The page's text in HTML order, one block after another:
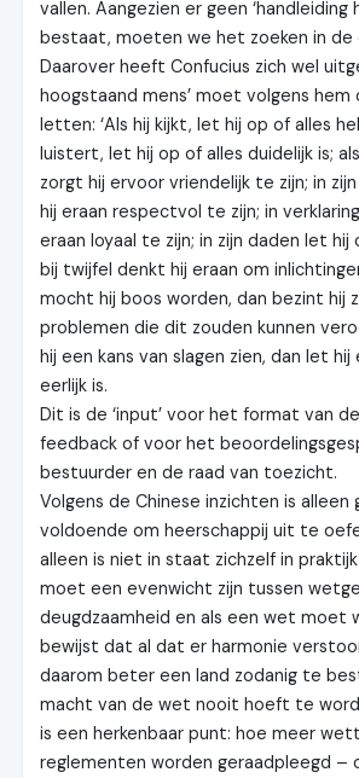
vallen. Aangezien er geen ‘handleiding
bestaat, moeten we het zoeken in de
Daarover heeft Confucius zich wel
hoogstaand mens’ moet volgens hem
letten: ‘Als hij kijkt, let hij op of alles
luistert, let hij op of alles duidelijk is;
zorgt hij ervoor vriendelijk te zijn; in
hij eraan respectvol te zijn; in
eraan loyaal te zijn; in zijn daden let hij
bij twijfel denkt hij eraan om
mocht hij boos worden, dan bezint hij
problemen die dit zouden kunnen
hij een kans van slagen zien, dan let
eerlijk is.
Dit is de ‘input’ voor het format van
feedback of voor het
bestuurder en de raad van toezicht.
Volgens de Chinese inzichten is alleen
voldoende om heerschappij uit te
alleen is niet in staat zichzelf in
moet een evenwicht zijn tussen
deugdzaamheid en als een wet moet
bewijst dat al dat er harmonie
daarom beter een land zodanig te
macht van de wet nooit hoeft te
is een herkenbaar punt: hoe meer
reglementen worden geraadpleegd –